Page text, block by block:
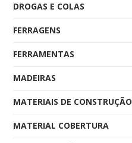
DROGAS E COLAS
FERRAGENS
FERRAMENTAS
MADEIRAS
MATERIAIS DE CONSTRUÇÃO
MATERIAL COBERTURA